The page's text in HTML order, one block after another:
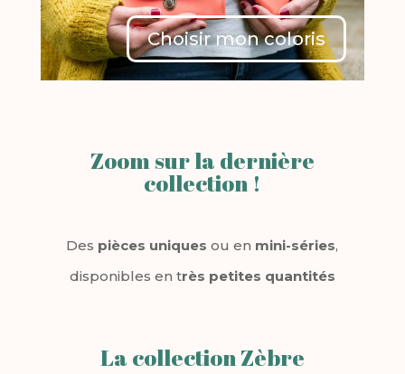
Choisir mon coloris
Zoom sur la dernière
collection !
Des pièces uniques ou en mini-séries,
disponibles en très petites quantités
La collection Zèbre